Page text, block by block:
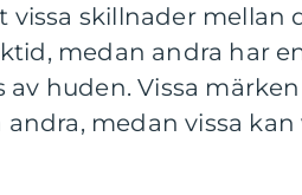
skillnader mellan
medan andra har
huden. Vissa
medan vissa